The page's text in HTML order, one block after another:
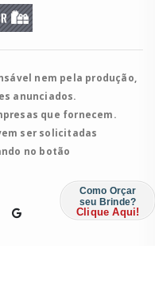
nem pela produção,
anunciados.
que fornecem.
ser solicitadas
no botão
Como Orçar
seu Brinde?
Clique Aqui!